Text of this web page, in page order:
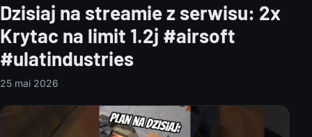
Dzisiaj na streamie z serwisu: 2x
Krytac na limit 1.2j #airsoft
#ulatindustries
25 mai 2026